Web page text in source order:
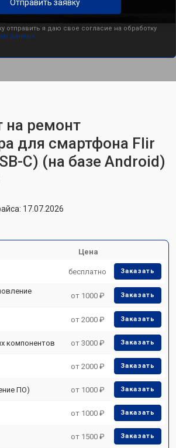
Отправить заявку
отправить я даю свое согласие на обработку
данных.
на ремонт
для смартфона Flir
C) (на базе Android)
17.07.2026
Цена
бесплатно Заказать
от 1000 ₽ Заказать
от 2000 ₽ Заказать
компонентов от 3000 ₽ Заказать
от 2000 ₽ Заказать
ПО) от 1000 ₽ Заказать
от 1000 ₽ Заказать
от 1500 ₽ Заказать